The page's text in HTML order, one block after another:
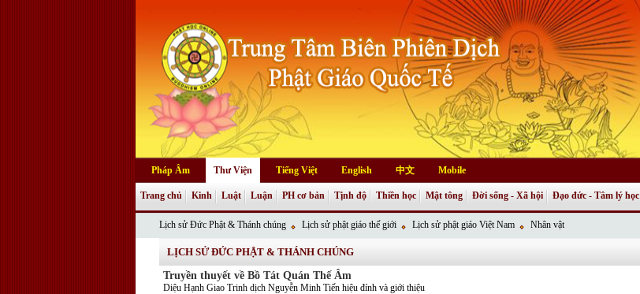
Pháp Âm Thư Viện Tiếng Việt English 中文 Mobile
Trang chủ Kinh Luật Luận PH cơ bản Tịnh độ Thiền học Mật tông Đời sống - Xã hội Đạo đức - Tâm lý học
Lịch sử Đức Phật & Thánh chúng Lịch sử phật giáo thế giới Lịch sử phật giáo Việt Nam Nhân vật
LỊCH SỬ ĐỨC PHẬT & THÁNH CHÚNG
Truyền thuyết về Bồ Tát Quán Thế Âm
Diệu Hạnh Giao Trinh dịch Nguyễn Minh Tiến hiệu đính và giới thiệu